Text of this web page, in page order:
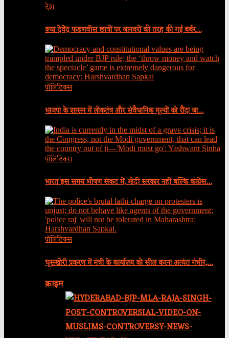
देश
क्या देवेंद्र फडणवीस छात्रों पर जानवरों की तरह की गई बर्बर…
पॉलिटिक्स
भाजपा के शासन में लोकतंत्र और संवैधानिक मूल्यों को रौंदा जा…
पॉलिटिक्स
भारत इस समय भीषण संकट में, मोदी सरकार नहीं बल्कि कांग्रेस…
पॉलिटिक्स
घूसखोरी प्रकरण में मंत्री के कार्यालय को सील करना अत्यंत गंभीर,…
क्राइम